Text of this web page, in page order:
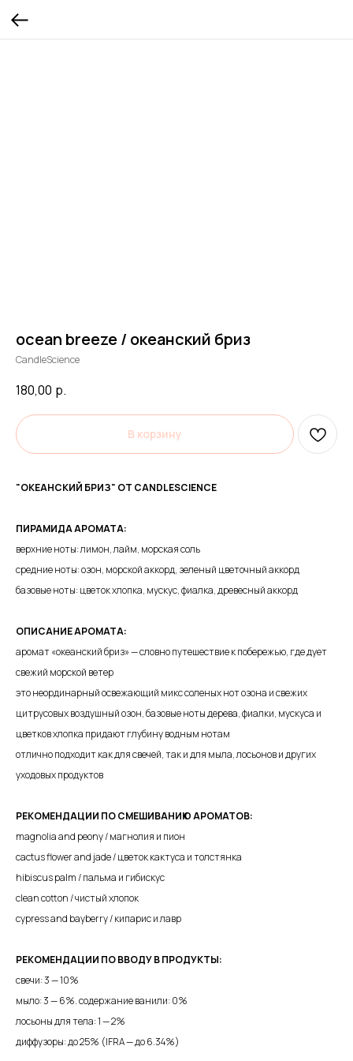
ocean breeze / океанский бриз
CandleScience
180,00 р.
В корзину
"ОКЕАНСКИЙ БРИЗ" ОТ CANDLESCIENCE
ПИРАМИДА АРОМАТА:
верхние ноты: лимон, лайм, морская соль
средние ноты: озон, морской аккорд, зеленый цветочный аккорд
базовые ноты: цветок хлопка, мускус, фиалка, древесный аккорд
ОПИСАНИЕ АРОМАТА:
аромат «океанский бриз» — словно путешествие к побережью, где дует
свежий морской ветер
это неординарный освежающий микс соленых нот озона и свежих
цитрусовых воздушный озон, базовые ноты дерева, фиалки, мускуса и
цветков хлопка придают глубину водным нотам
отлично подходит как для свечей, так и для мыла, лосьонов и других
уходовых продуктов
РЕКОМЕНДАЦИИ ПО СМЕШИВАНИЮ АРОМАТОВ:
magnolia and peony / магнолия и пион
cactus flower and jade / цветок кактуса и толстянка
hibiscus palm / пальма и гибискус
clean cotton / чистый хлопок
cypress and bayberry / кипарис и лавр
РЕКОМЕНДАЦИИ ПО ВВОДУ В ПРОДУКТЫ:
свечи: 3 — 10%
мыло: 3 — 6%. содержание ванили: 0%
лосьоны для тела: 1 — 2%
диффузоры: до 25% (IFRA — до 6.34%)